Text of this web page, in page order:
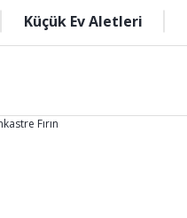
Küçük Ev Aletleri